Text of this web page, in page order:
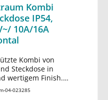
Kombi
IP54,
10A/16A
Kombi von
Steckdose in
wertigem Finish.
Rahmen mit
04-023285